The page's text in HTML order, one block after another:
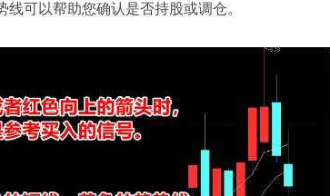
可以帮助您确认是否持股或调仓。